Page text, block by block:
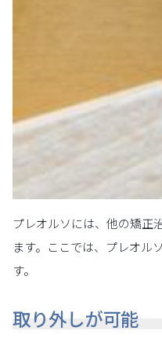
プレオルソには、他の矯正
ます。ここでは、プレオル
す。
取り外しが可能